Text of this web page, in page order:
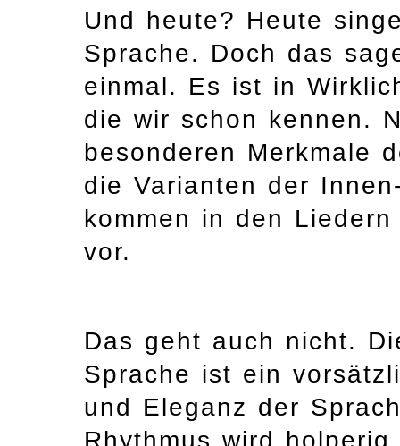
Und heute? Heute
Sprache. Doch das
einmal. Es ist in
die wir schon kennen.
besonderen Merkmale
die Varianten der
kommen in den
vor.
Das geht auch nicht.
Sprache ist ein
und Eleganz der
Rhythmus wird